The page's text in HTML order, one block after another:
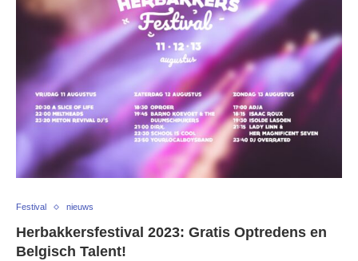
Festival nieuws
Herbakkersfestival 2023: Gratis Optredens en
Belgisch Talent!